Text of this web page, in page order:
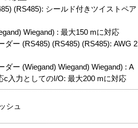
(RS485): シールド付きツイストペア
Wiegand) : 最大150 mに対応
ダー (RS485) (RS485) (RS485): AWG 2
ダー (Wiegand) Wiegand) Wiegand) : A
c入力としてのI/O: 最大200 mに対応
シュ